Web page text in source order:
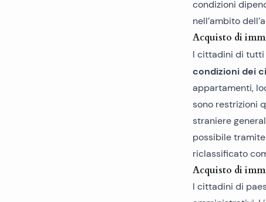
condizioni
nell’ambito
Acquisto di
I cittadini di tutti
condizioni dei
appartamenti,
sono restrizioni
straniere
possibile
riclassificato
Acquisto di
I cittadini di